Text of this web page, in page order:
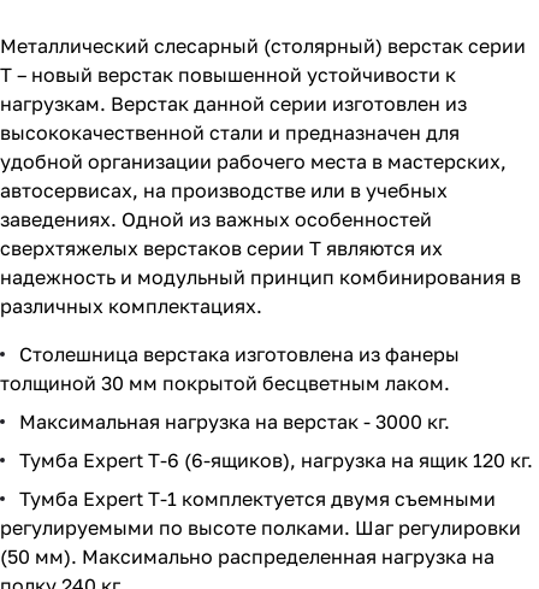
Металлический слесарный (столярный) верстак серии
T – новый верстак повышенной устойчивости к
нагрузкам. Верстак данной серии изготовлен из
высококачественной стали и предназначен для
удобной организации рабочего места в мастерских,
автосервисах, на производстве или в учебных
заведениях. Одной из важных особенностей
сверхтяжелых верстаков серии T являются их
надежность и модульный принцип комбинирования в
различных комплектациях.
Столешница верстака изготовлена из фанеры
толщиной 30 мм покрытой бесцветным лаком.
Максимальная нагрузка на верстак - 3000 кг.
Тумба Expert T-6 (6-ящиков), нагрузка на ящик 120 кг.
Тумба Expert T-1 комплектуется двумя съемными
регулируемыми по высоте полками. Шаг регулировки
(50 мм). Максимально распределенная нагрузка на